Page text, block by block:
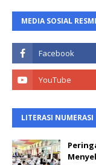
MEDIA SOSIAL RESMI
LITERASI NUMERASI